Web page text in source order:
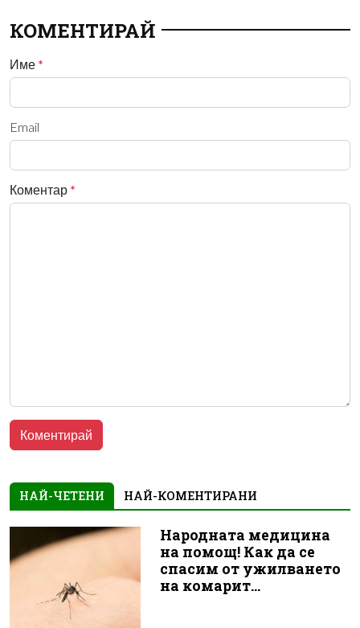
КОМЕНТИРАЙ
Име *
Email
Коментар *
НАЙ-ЧЕТЕНИ НАЙ-КОМЕНТИРАНИ
Народната медицина
на помощ! Как да се
спасим от ужилването
на комарит...